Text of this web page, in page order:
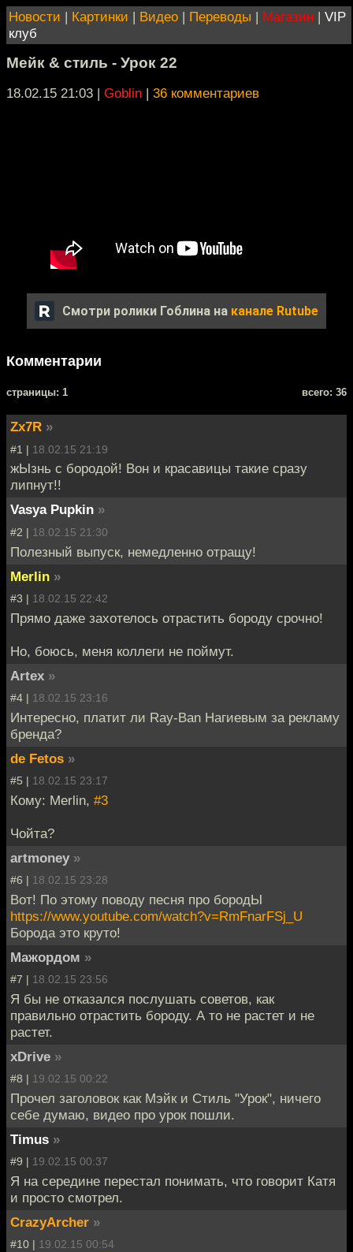
Новости | Картинки | Видео | Переводы | Магазин | VIP
клуб
Мейк & стиль - Урок 22
18.02.15 21:03 | Goblin | 36 комментариев
Смотри ролики Гоблина на канале Rutube
Комментарии
cтраницы: 1 всего: 36
Zx7R »
#1 | 18.02.15 21:19
жЫзнь с бородой! Вон и красавицы такие сразу
липнут!!
Vasya Pupkin »
#2 | 18.02.15 21:30
Полезный выпуск, немедленно отращу!
Merlin »
#3 | 18.02.15 22:42
Прямо даже захотелось отрастить бороду срочно!
Но, боюсь, меня коллеги не поймут.
Artex »
#4 | 18.02.15 23:16
Интересно, платит ли Ray-Ban Нагиевым за рекламу
бренда?
de Fetos »
#5 | 18.02.15 23:17
Кому: Merlin, #3
Чойта?
artmoney »
#6 | 18.02.15 23:28
Вот! По этому поводу песня про бородЫ
https://www.youtube.com/watch?v=RmFnarFSj_U
Борода это круто!
Мажордом »
#7 | 18.02.15 23:56
Я бы не отказался послушать советов, как
правильно отрастить бороду. А то не растет и не
растет.
xDrive »
#8 | 19.02.15 00:22
Прочел заголовок как Мэйк и Стиль "Урок", ничего
себе думаю, видео про урок пошли.
Timus »
#9 | 19.02.15 00:37
Я на середине перестал понимать, что говорит Катя
и просто смотрел.
CrazyArcher »
#10 | 19.02.15 00:54